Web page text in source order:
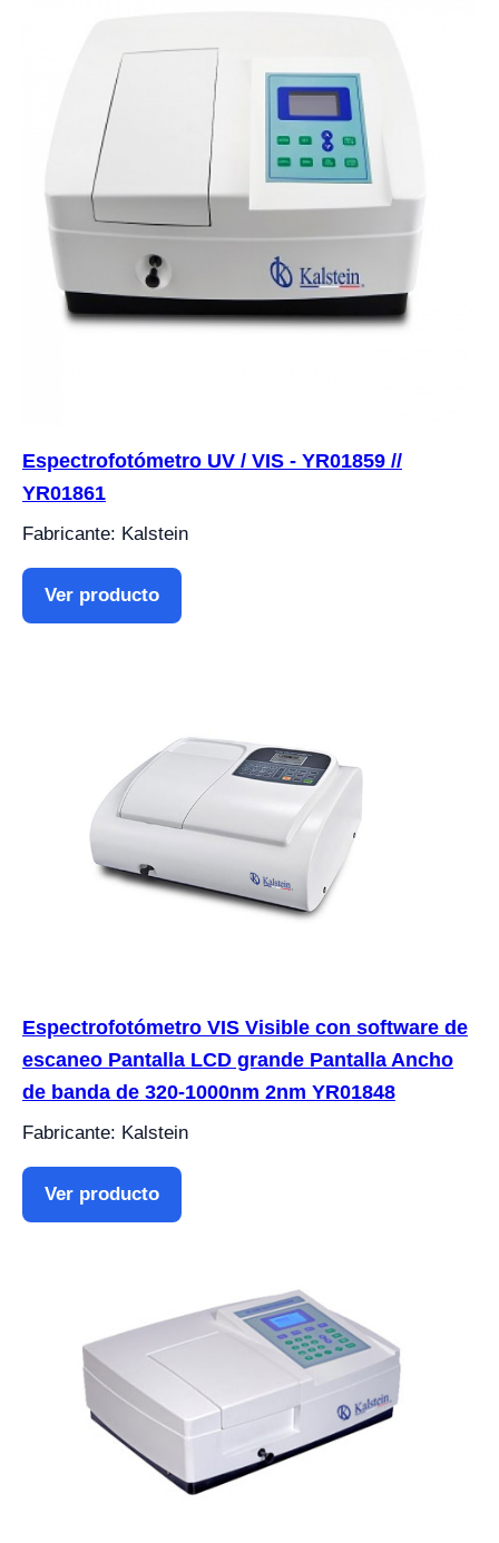
Espectrofotómetro UV / VIS - YR01859 //
YR01861
Fabricante: Kalstein
Ver producto
Espectrofotómetro VIS Visible con software de
escaneo Pantalla LCD grande Pantalla Ancho
de banda de 320-1000nm 2nm YR01848
Fabricante: Kalstein
Ver producto